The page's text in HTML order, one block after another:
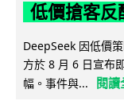
低價搶客反
DeepSeek 因低價
方於 8 月 6 日宣布
幅。事件與...
閱讀